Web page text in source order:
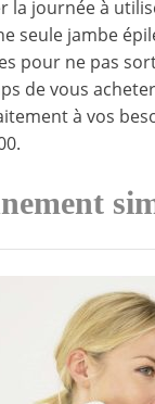
la journée à
seule jambe
pour ne pas
de vous
à vos